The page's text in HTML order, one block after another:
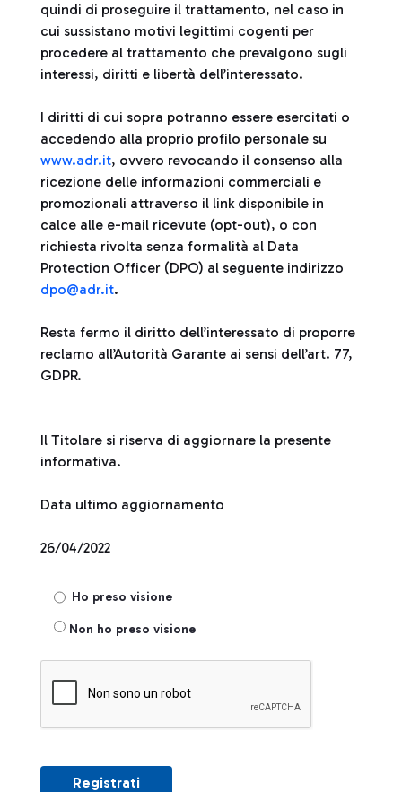
quindi di proseguire il trattamento, nel caso in
cui sussistano motivi legittimi cogenti per
procedere al trattamento che prevalgono sugli
interessi, diritti e libertà dell’interessato.
I diritti di cui sopra potranno essere esercitati o
accedendo alla proprio profilo personale su
www.adr.it, ovvero revocando il consenso alla
ricezione delle informazioni commerciali e
promozionali attraverso il link disponibile in
calce alle e-mail ricevute (opt-out), o con
richiesta rivolta senza formalità al Data
Protection Officer (DPO) al seguente indirizzo
dpo@adr.it.
Resta fermo il diritto dell’interessato di proporre
reclamo all’Autorità Garante ai sensi dell’art. 77,
GDPR.
Il Titolare si riserva di aggiornare la presente
informativa.
Data ultimo aggiornamento
26/04/2022
Ho preso visione
Non ho preso visione
Registrati